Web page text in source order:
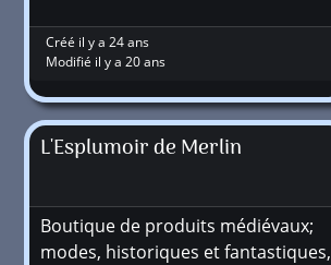
Créé il y a 24 ans
Modifié il y a 20 ans
L'Esplumoir de Merlin
Boutique de produits médiévaux;
modes, historiques et fantastiques,